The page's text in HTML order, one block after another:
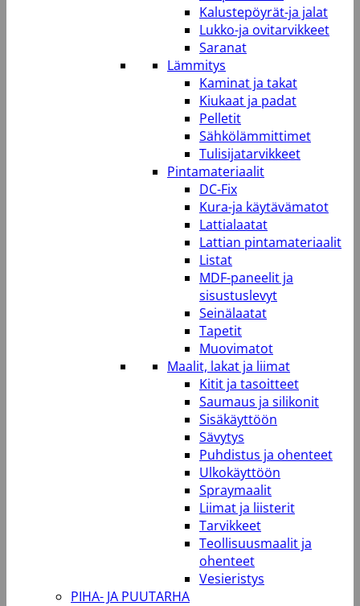
Kalustepöyrät-ja jalat
Lukko-ja ovitarvikkeet
Saranat
Lämmitys
Kaminat ja takat
Kiukaat ja padat
Pelletit
Sähkölämmittimet
Tulisijatarvikkeet
Pintamateriaalit
DC-Fix
Kura-ja käytävämatot
Lattialaatat
Lattian pintamateriaalit
Listat
MDF-paneelit ja
sisustuslevyt
Seinälaatat
Tapetit
Muovimatot
Maalit, lakat ja liimat
Kitit ja tasoitteet
Saumaus ja silikonit
Sisäkäyttöön
Sävytys
Puhdistus ja ohenteet
Ulkokäyttöön
Spraymaalit
Liimat ja liisterit
Tarvikkeet
Teollisuusmaalit ja
ohenteet
Vesieristys
PIHA- JA PUUTARHA